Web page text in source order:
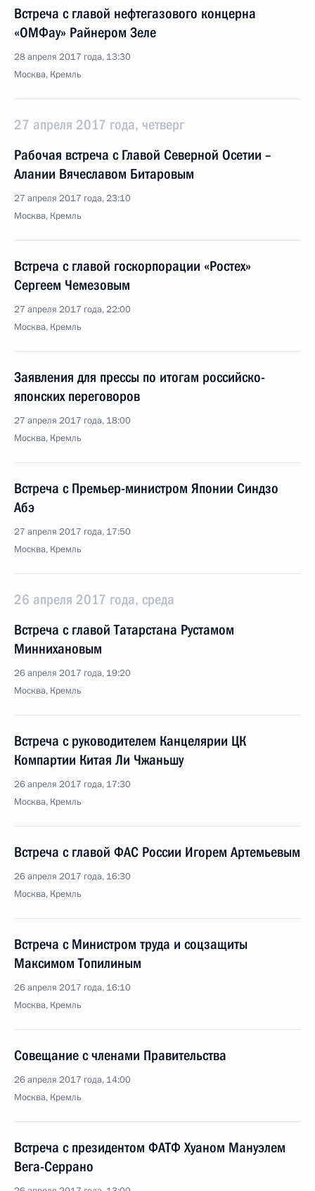
Встреча с главой нефтегазового концерна
«ОМФау» Райнером Зеле
28 апреля 2017 года, 13:30
Москва, Кремль
27 апреля 2017 года, четверг
Рабочая встреча с Главой Северной Осетии –
Алании Вячеславом Битаровым
27 апреля 2017 года, 23:10
Москва, Кремль
Встреча с главой госкорпорации «Ростех»
Сергеем Чемезовым
27 апреля 2017 года, 22:00
Москва, Кремль
Заявления для прессы по итогам российско-
японских переговоров
27 апреля 2017 года, 18:00
Москва, Кремль
Встреча с Премьер-министром Японии Синдзо
Абэ
27 апреля 2017 года, 17:50
Москва, Кремль
26 апреля 2017 года, среда
Встреча с главой Татарстана Рустамом
Миннихановым
26 апреля 2017 года, 19:20
Москва, Кремль
Встреча с руководителем Канцелярии ЦК
Компартии Китая Ли Чжаньшу
26 апреля 2017 года, 17:30
Москва, Кремль
Встреча с главой ФАС России Игорем Артемьевым
26 апреля 2017 года, 16:30
Москва, Кремль
Встреча с Министром труда и соцзащиты
Максимом Топилиным
26 апреля 2017 года, 16:10
Москва, Кремль
Совещание с членами Правительства
26 апреля 2017 года, 14:00
Москва, Кремль
Встреча с президентом ФАТФ Хуаном Мануэлем
Вега-Серрано